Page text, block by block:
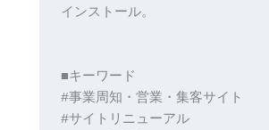
インストール。
■キーワード
#事業周知・営業・集客サイト
#サイトリニューアル